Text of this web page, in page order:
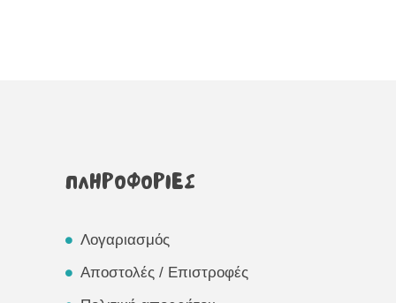
ΠΛΗΡΟΦΟΡΙΕΣ
Λογαριασμός
Αποστολές / Επιστροφές